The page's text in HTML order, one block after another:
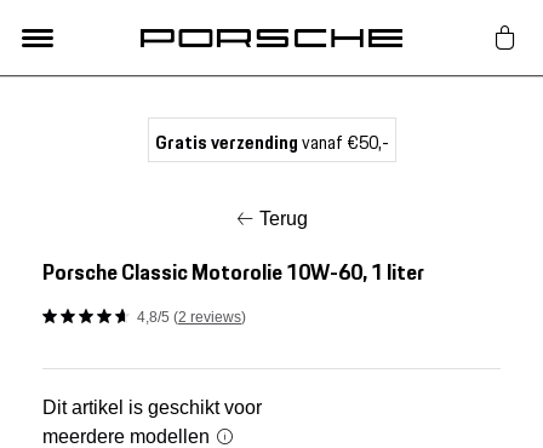
Nieuw
Acties
Gratis verzendingvanaf €50,-
Terug
Porsche Classic Motorolie 10W-60, 1 liter
4,8/5 (2 reviews)
Dit artikel is geschikt voor
meerdere modellen